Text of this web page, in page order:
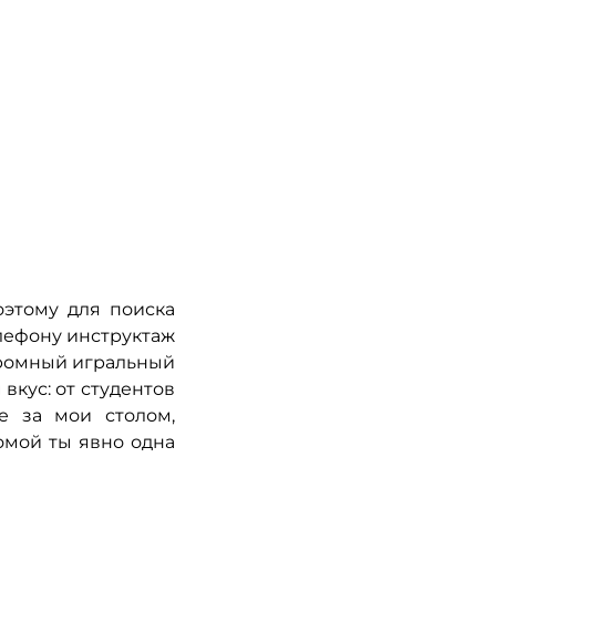
для поиска
инструктаж
игральный
от студентов
за мои столом,
ты явно одна